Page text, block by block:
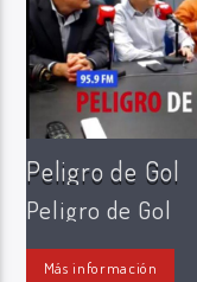
Radio Marca AB
Peligro de Gol
Peligro de Gol
Más información